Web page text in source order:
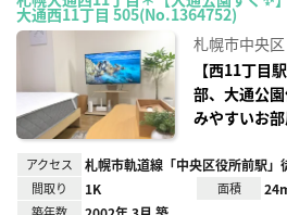
大通西11丁目 505(No.1364752)
札幌市中央区
【西11丁目
部、大通公
みやすいお部
アクセス 札幌市軌道線「中央区役所前駅」
間取り 1K 面積